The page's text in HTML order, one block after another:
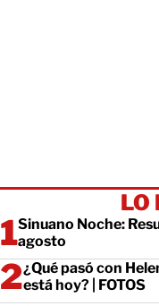
LO
Sinuano Noche:
agosto
¿Qué pasó con
está hoy? | FOTOS